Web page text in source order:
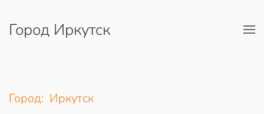
Перейти к содержимому
Город Иркутск
Город: Иркутск